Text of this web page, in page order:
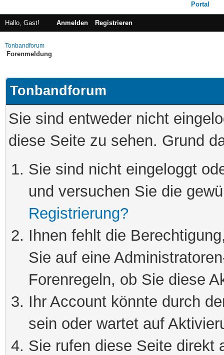
Portal
Hallo, Gast! Anmelden Registrieren
Tonbandforum
Forenmeldung
Tonbandforum
Sie sind entweder nicht
diese Seite zu sehen. Grund
Sie sind nicht eingeloggt
und versuchen Sie die
Registrierung?
Ihnen fehlt die
Sie auf eine
Forenregeln, ob Sie diese
Ihr Account könnte durch
sein oder wartet auf
Sie rufen diese Seite direkt